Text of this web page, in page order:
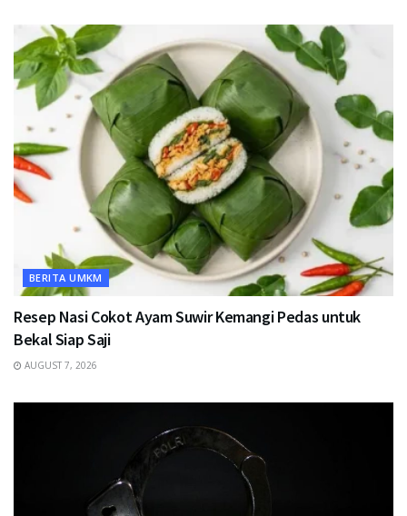
BERITA UMKM
Resep Nasi Cokot Ayam Suwir Kemangi Pedas untuk
Bekal Siap Saji
AUGUST 7, 2026